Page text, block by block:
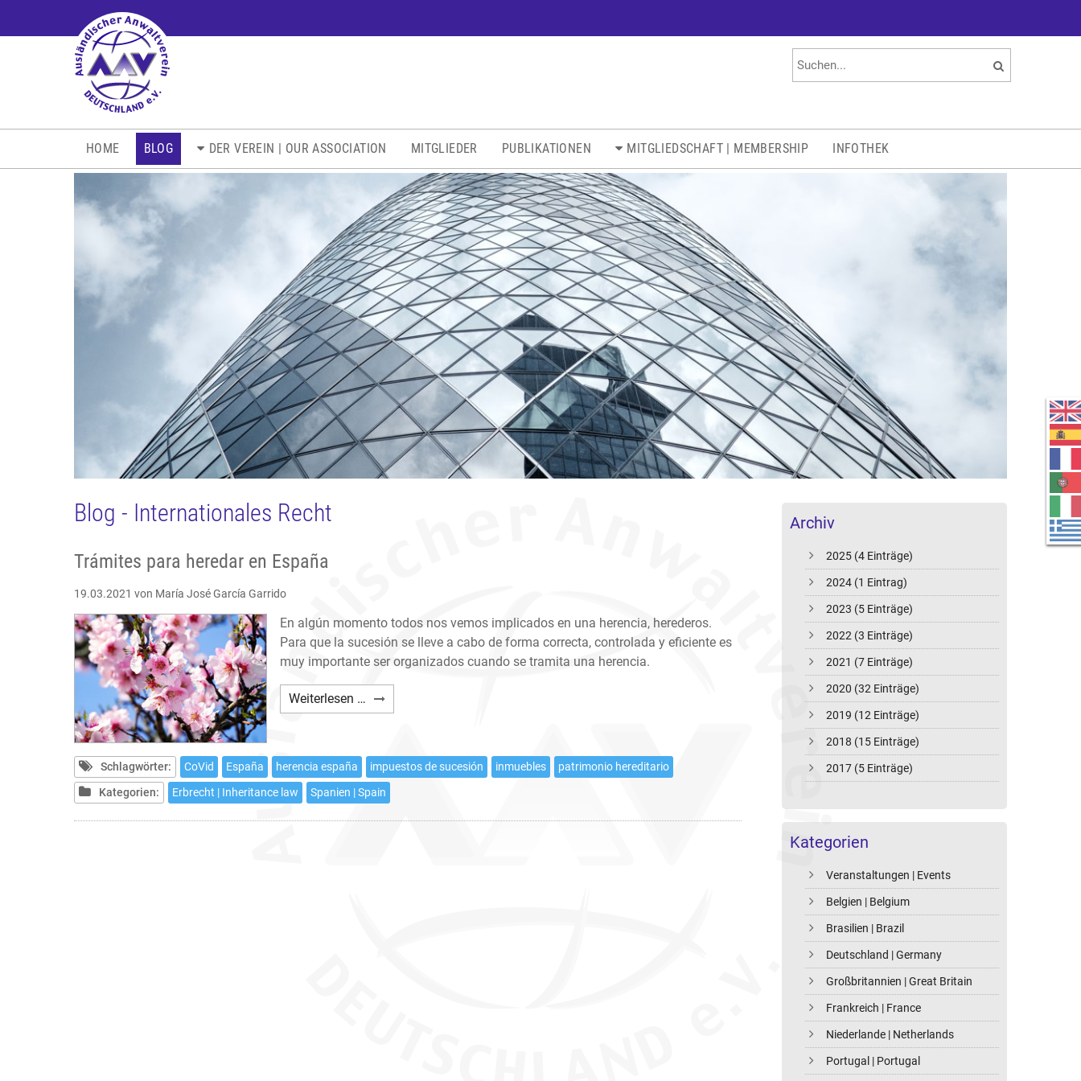
HOME BLOG DER VEREIN | OUR ASSOCIATION MITGLIEDER PUBLIKATIONEN MITGLIEDSCHAFT | MEMBERSHIP INFOTHEK
Archiv
2025 (4 Einträge)
2024 (1 Eintrag)
2023 (5 Einträge)
2022 (3 Einträge)
2021 (7 Einträge)
2020 (32 Einträge)
2019 (12 Einträge)
2018 (15 Einträge)
2017 (5 Einträge)
Kategorien
Veranstaltungen | Events
Belgien | Belgium
Brasilien | Brazil
Deutschland | Germany
Großbritannien | Great Britain
Frankreich | France
Niederlande | Netherlands
Portugal | Portugal
Blog - Internationales Recht
Trámites para heredar en España
19.03.2021 von María José García Garrido
En algún momento todos nos vemos implicados en una herencia, herederos.
Para que la sucesión se lleve a cabo de forma correcta, controlada y eficiente es
muy importante ser organizados cuando se tramita una herencia.
Weiterlesen … Trámites
para
en
España
Schlagwörter: CoVid España herencia españa impuestos de sucesión inmuebles
patrimonio hereditario
Kategorien:
Erbrecht | Inheritance law Spanien | Spain